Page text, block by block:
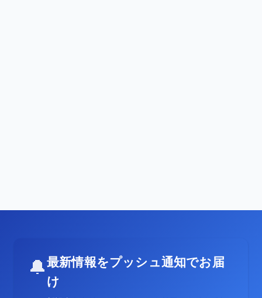
🔔最新情報をプッシュ通知でお届
け